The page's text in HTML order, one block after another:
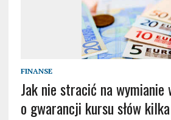
FINANSE
Jak nie stracić na
o gwarancji kursu słów kilka